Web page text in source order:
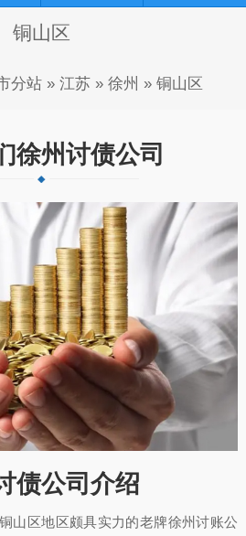
铜山区
分站» 江苏» 徐州 » 铜山区
徐州讨债公司
债公司介绍
山区地区颇具实力的老牌徐州讨账公